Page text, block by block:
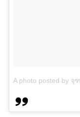
A photo posted by จุ